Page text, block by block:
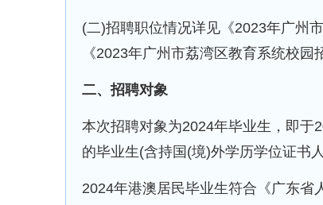
(二)招聘职位情况详见《2023年广州
《2023年广州市荔湾区教育系统校园
二、招聘对象
本次招聘对象为2024年毕业生，即于
的毕业生(含持国(境)外学历学位证书人
2024年港澳居民毕业生符合《广东省